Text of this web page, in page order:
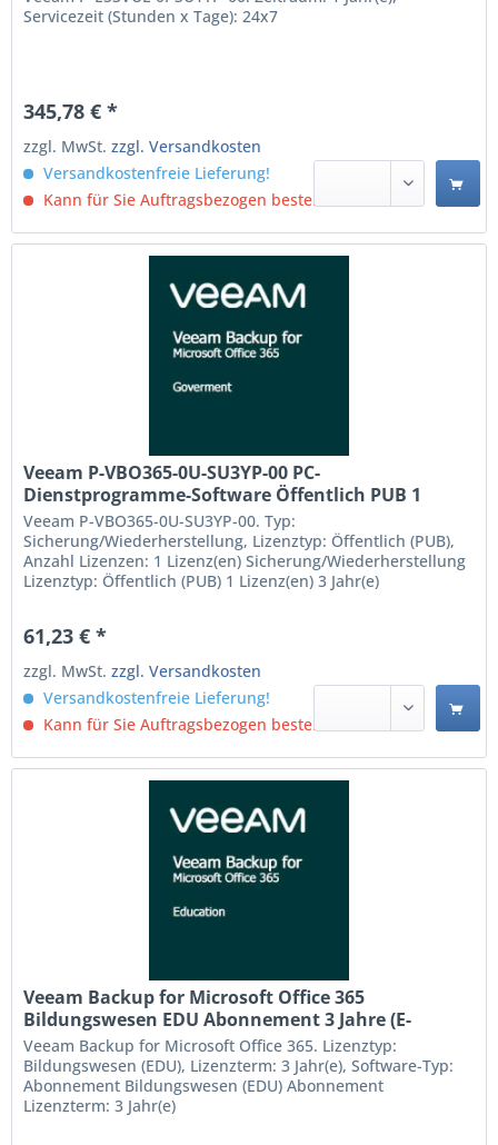
Servicezeit (Stunden x Tage): 24x7
345,78 € *
zzgl. MwSt.zzgl. Versandkosten
Versandkostenfreie Lieferung!
Kann für Sie Auftragsbezogen bestellt werden.
Veeam P-VBO365-0U-SU3YP-00 PC-
Dienstprogramme-Software Öffentlich PUB 1
Lizenzen Sicherung/Wiederherstellung 3 Jahre (P-
VBO365-0U-SU3YP-00)
Veeam P-VBO365-0U-SU3YP-00. Typ:
Sicherung/Wiederherstellung, Lizenztyp: Öffentlich (PUB),
Anzahl Lizenzen: 1 Lizenz(en) Sicherung/Wiederherstellung
Lizenztyp: Öffentlich (PUB) 1 Lizenz(en) 3 Jahr(e)
61,23 € *
zzgl. MwSt.zzgl. Versandkosten
Versandkostenfreie Lieferung!
Kann für Sie Auftragsbezogen bestellt werden.
Veeam Backup for Microsoft Office 365
Bildungswesen EDU Abonnement 3 Jahre (E-
VBO365-0U-SU3YP-00)
Veeam Backup for Microsoft Office 365. Lizenztyp:
Bildungswesen (EDU), Lizenzterm: 3 Jahr(e), Software-Typ:
Abonnement Bildungswesen (EDU) Abonnement
Lizenzterm: 3 Jahr(e)